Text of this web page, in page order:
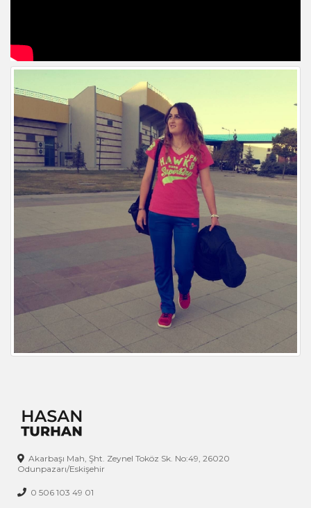
Akarbaşı Mah, Şht. Zeynel Toköz Sk. No:49, 26020
Odunpazarı/Eskişehir
0 506 103 49 01